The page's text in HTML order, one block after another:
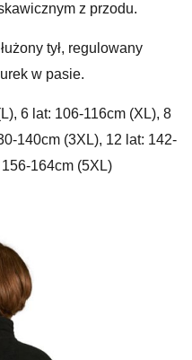
z przodu.
tył, regulowany
w pasie.
6 lat: 106-116cm (XL), 8
140cm (3XL), 12 lat: 142-
164cm (5XL)